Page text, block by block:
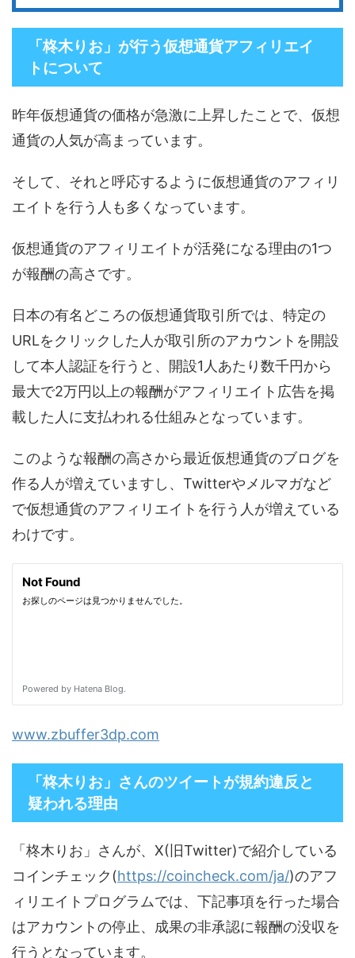
「柊木りお」が行う仮想通貨アフィリエイ
トについて
昨年仮想通貨の価格が急激に上昇したことで、仮想
通貨の人気が高まっています。
そして、それと呼応するように仮想通貨のアフィリ
エイトを行う人も多くなっています。
仮想通貨のアフィリエイトが活発になる理由の1つ
が報酬の高さです。
日本の有名どころの仮想通貨取引所では、特定の
URLをクリックした人が取引所のアカウントを開設
して本人認証を行うと、開設1人あたり数千円から
最大で2万円以上の報酬がアフィリエイト広告を掲
載した人に支払われる仕組みとなっています。
このような報酬の高さから最近仮想通貨のブログを
作る人が増えていますし、Twitterやメルマガなど
で仮想通貨のアフィリエイトを行う人が増えている
わけです。
www.zbuffer3dp.com
「柊木りお」さんのツイートが規約違反と
疑われる理由
「柊木りお」さんが、X(旧Twitter)で紹介している
コインチェック(https://coincheck.com/ja/)のアフ
ィリエイトプログラムでは、下記事項を行った場合
はアカウントの停止、成果の非承認に報酬の没収を
行うとなっています。